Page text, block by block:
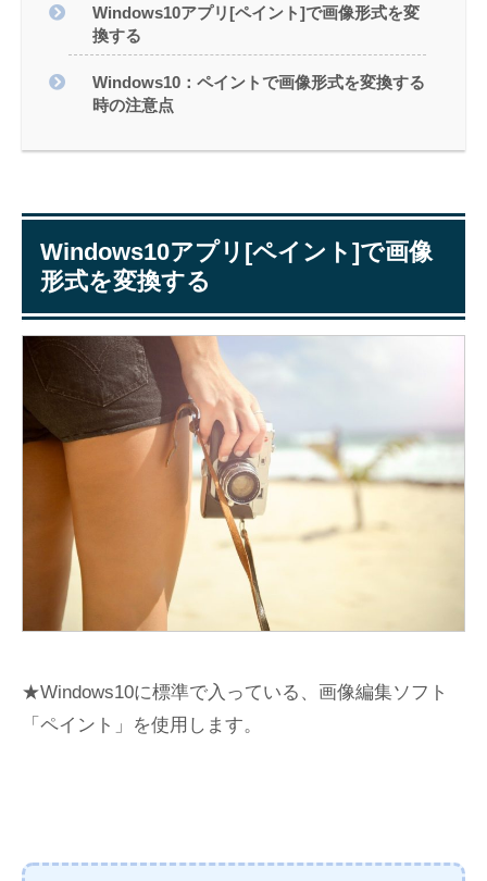
Windows10アプリ[ペイント]で画像形式を変
換する
Windows10：ペイントで画像形式を変換する
時の注意点
Windows10アプリ[ペイント]で画像
形式を変換する
★Windows10に標準で入っている、画像編集ソフト
「ペイント」を使用します。